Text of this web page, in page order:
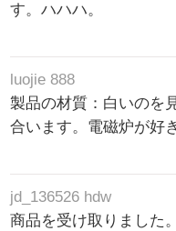
す。ハハハ。
luojie 888
製品の材質：白いのを
合います。電磁炉が好
jd_136526 hdw
商品を受け取りました